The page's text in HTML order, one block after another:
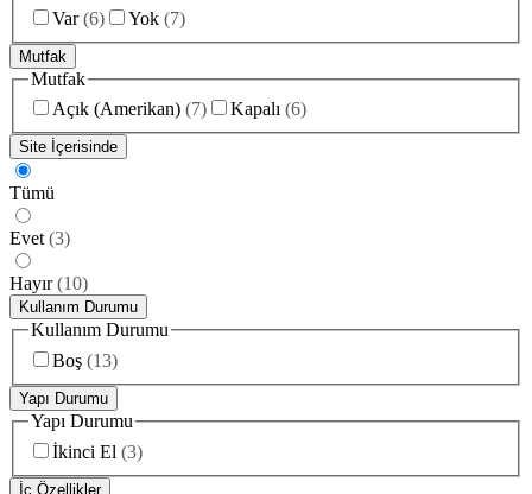
Var (6) Yok (7)
Mutfak
Mutfak
Açık (Amerikan) (7) Kapalı (6)
Site İçerisinde
Tümü
Evet (3)
Hayır (10)
Kullanım Durumu
Kullanım Durumu
Boş (13)
Yapı Durumu
Yapı Durumu
İkinci El (3)
İç Özellikler